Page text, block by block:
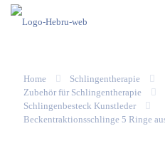
Home
Schlingentherapie
Zubehör für Schlingentherapie
Schlingenbesteck Kunstleder
Beckentraktionsschlinge 5 Ringe